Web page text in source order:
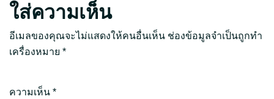
ใส่ความเห็น
อีเมลของคุณจะไม่แสดงให้คนอื่นเห็น ช่องข้อมูลจำเป็นถูกทำ
เครื่องหมาย *
ความเห็น *